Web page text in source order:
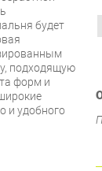
будет
подходящую
форм и
и удобного